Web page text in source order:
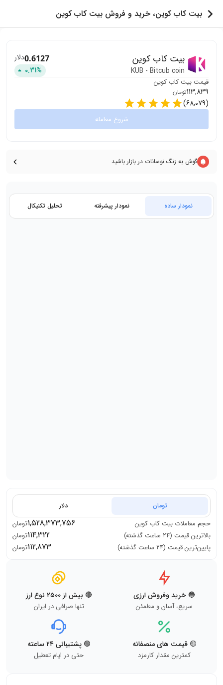
بیت کاب کوین، خرید و فروش بیت کاب کوین
بیت کاب کوین
KUB - Bitcub coin
0.6127دلار
0.31%
قیمت بیت کاب کوین
113,839تومان
(
68,079
)
شروع معامله
گوش به زنگ نوسانات در بازار باشید
نمودار ساده نمودار پیشرفته تحلیل تکنیکال
تومان دلار
حجم معاملات بیت کاب کوین 1,528,373,756تومان
بالاترین قیمت (۲۴ ساعت گذشته)
114,322تومان
پایین‌ترین قیمت (۲۴ ساعت گذشته)
112,873تومان
🔵 خرید وفروش ارزی
سریع، آسان و مطمئن
🔴 بیش از ۲۵۰۰ نوع ارز
تنها صرافی در ایران
🟡 قیمت های منصفانه
کمترین مقدار کارمزد
🟢 پشتیبانی ۲۴ ساعته
حتی در ایام تعطیل